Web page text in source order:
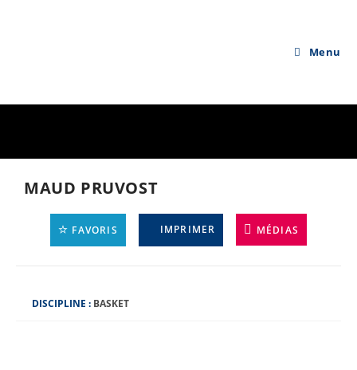
Menu
MAUD PRUVOST
FAVORIS IMPRIMER MÉDIAS
D
DISCIPLINE : BASKET